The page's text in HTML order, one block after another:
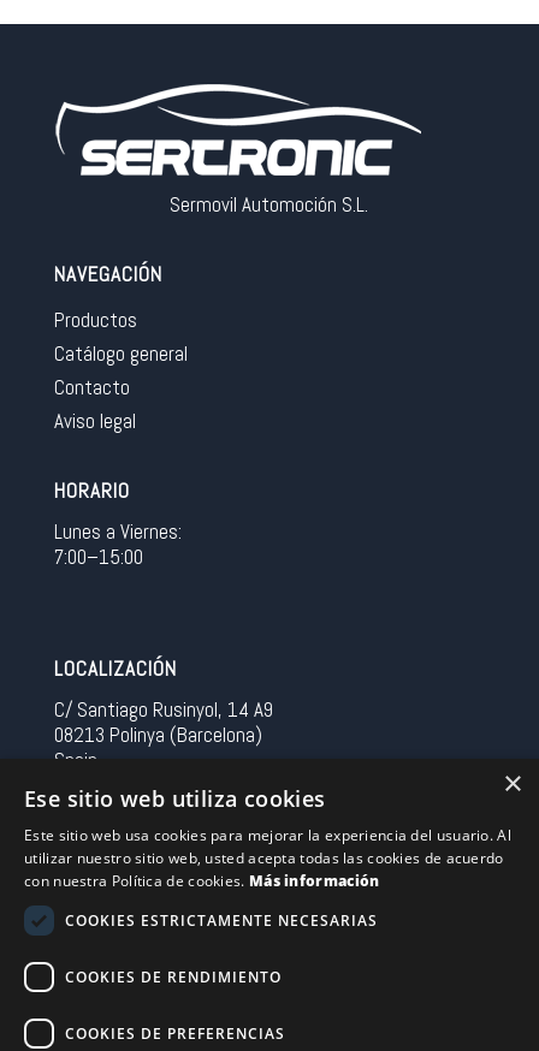
Sermovil Automoción S.L.
NAVEGACIÓN
Productos
Catálogo general
Contacto
Aviso legal
HORARIO
Lunes a Viernes:
7:00–15:00
LOCALIZACIÓN
C/ Santiago Rusinyol, 14 A9
08213 Polinya (Barcelona)
Spain
CONTACTO
Tel 0034 93 713 37 30
sermovil@sertronic.es
Financiado por la Unión Europea – NextGenerationEU
×
Ese sitio web utiliza cookies
Este sitio web usa cookies para mejorar la experiencia del usuario. Al
utilizar nuestro sitio web, usted acepta todas las cookies de acuerdo
con nuestra Política de cookies. Más información
COOKIES ESTRICTAMENTE NECESARIAS
COOKIES DE RENDIMIENTO
COOKIES DE PREFERENCIAS